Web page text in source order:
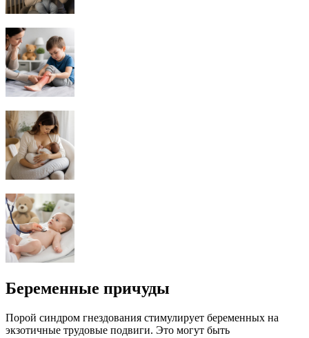
Беременные причуды
Порой синдром гнездования стимулирует беременных на
экзотичные трудовые подвиги. Это могут быть